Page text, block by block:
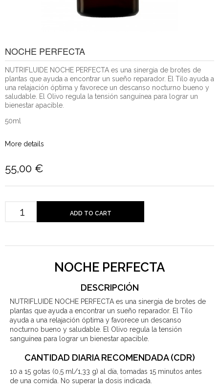
NOCHE PERFECTA
NUTRIFLUIDE NOCHE PERFECTA es una sinergia de brotes de
plantas que ayuda a encontrar un sueño reparador. El Tilo ayuda a
una relajación óptima y favorece un descanso nocturno bueno y
saludable. El Olivo regula la tensión sanguínea para lograr un
bienestar apacible.
50ml
More details
55,00 €
ADD TO CART
NOCHE PERFECTA
DESCRIPCIÓN
NUTRIFLUIDE NOCHE PERFECTA es una sinergia de brotes de
plantas que ayuda a encontrar un sueño reparador. El Tilo
ayuda a una relajación óptima y favorece un descanso
nocturno bueno y saludable. El Olivo regula la tensión
sanguínea para lograr un bienestar apacible.
CANTIDAD DIARIA RECOMENDADA (CDR)
10 a 15 gotas (0,5 ml/1,33 g) al día, tomadas 15 minutos antes
de una comida. No superar la dosis indicada.